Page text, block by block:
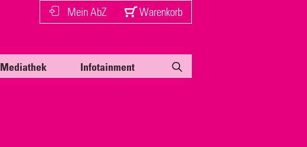
Mein AbZ Warenkorb
Mediathek Infotainment